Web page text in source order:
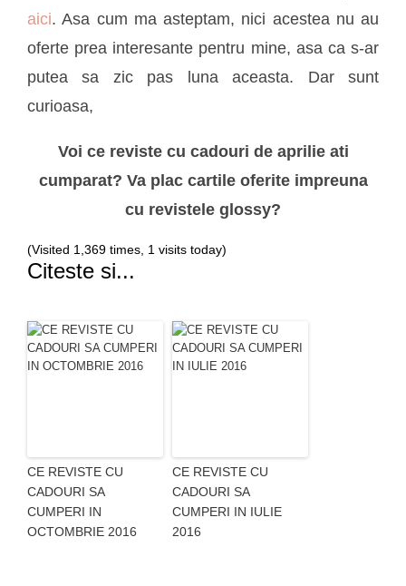
aici. Asa cum ma asteptam, nici acestea nu au
oferte prea interesante pentru mine, asa ca s-ar
putea sa zic pas luna aceasta. Dar sunt
curioasa,
Voi ce reviste cu cadouri de aprilie ati
cumparat? Va plac cartile oferite impreuna
cu revistele glossy?
(Visited 1,369 times, 1 visits today)
Citeste si...
CE REVISTE CU
CADOURI SA
CUMPERI IN
OCTOMBRIE 2016
CE REVISTE CU
CADOURI SA
CUMPERI IN IULIE
2016